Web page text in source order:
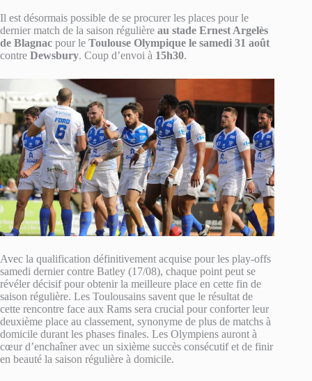
Il est désormais possible de se procurer les places pour le
dernier match de la saison régulière au stade Ernest Argelès
de Blagnac pour le Toulouse Olympique le samedi 31 août
contre Dewsbury. Coup d’envoi à 15h30.
Avec la qualification définitivement acquise pour les play-offs
samedi dernier contre Batley (17/08), chaque point peut se
révéler décisif pour obtenir la meilleure place en cette fin de
saison régulière. Les Toulousains savent que le résultat de
cette rencontre face aux Rams sera crucial pour conforter leur
deuxième place au classement, synonyme de plus de matchs à
domicile durant les phases finales. Les Olympiens auront à
cœur d’enchaîner avec un sixième succès consécutif et de finir
en beauté la saison régulière à domicile.